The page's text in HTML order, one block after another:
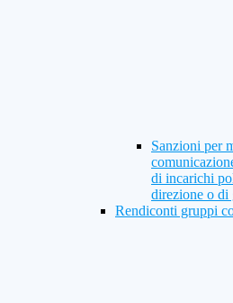
Sanzioni per
di incarichi
direzione o di
Rendiconti gruppi